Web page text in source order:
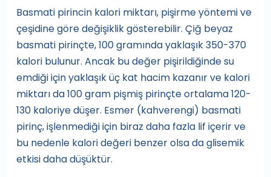
Basmati pirincin kalori miktarı, pişirme yöntemi ve
çeşidine göre değişiklik gösterebilir. Çiğ beyaz
basmati pirinçte, 100 gramında yaklaşık 350-370
kalori bulunur. Ancak bu değer pişirildiğinde su
emdiği için yaklaşık üç kat hacim kazanır ve kalori
miktarı da 100 gram pişmiş pirinçte ortalama 120-
130 kaloriye düşer. Esmer (kahverengi) basmati
pirinç, işlenmediği için biraz daha fazla lif içerir ve
bu nedenle kalori değeri benzer olsa da glisemik
etkisi daha düşüktür.